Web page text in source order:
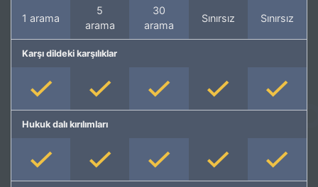
1 arama
5
arama
30
arama
Sınırsız Sınırsız
Karşı dildeki karşılıklar
Hukuk dalı kırılımları